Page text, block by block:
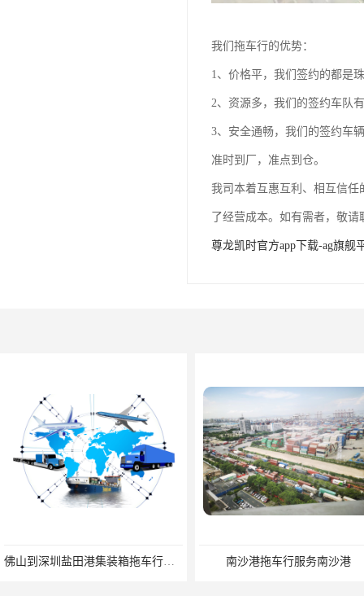
我们拖车行的优势：
1、价格平，我们签约的都是
2、资源多，我们的签约车队
3、安全通畅，我们的签约车
准时到厂，准点到仓。
我司本着互惠互利、相互信
了经营成本。如有需者，敬
尊龙凯时官方app下载-ag旗舰
佛山到深圳盐田港集装箱拖车行单价|深耕港口服务 南沙港拖车行服务南沙港